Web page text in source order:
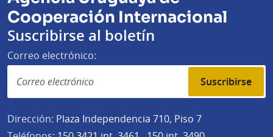
Cooperación Internacional
Suscribirse al boletín
Correo electrónico:
Suscribirse
Dirección: Plaza Independencia 710, Piso 7